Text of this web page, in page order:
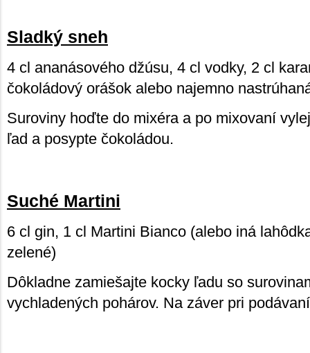
Sladký sneh
4 cl ananásového džúsu, 4 cl vodky, 2 cl
čokoládový orášok alebo najemno
Suroviny hoďte do mixéra a po mixovaní
ľad a posypte čokoládou.
Suché Martini
6 cl gin, 1 cl Martini Bianco (alebo iná
zelené)
Dôkladne zamiešajte kocky ľadu so
vychladených pohárov. Na záver pri